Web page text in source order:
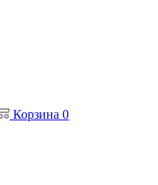
Корзина 0